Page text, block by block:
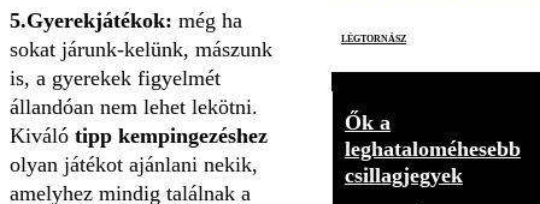
5.Gyerekjátékok: még ha
sokat járunk-kelünk, mászunk
is, a gyerekek figyelmét
állandóan nem lehet lekötni.
Kiváló tipp kempingezéshez
olyan játékot ajánlani nekik,
amelyhez mindig találnak a
légtornász
Ők a
leghataloméhesebb
csillagjegyek